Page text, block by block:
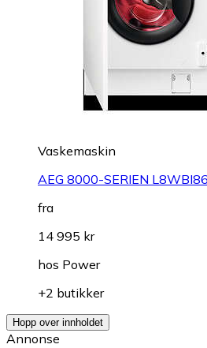
Vaskemaskin
AEG 8000-SERIEN
fra
14 995 kr
hos Power
+2 butikker
Hopp over innholdet
Annonse